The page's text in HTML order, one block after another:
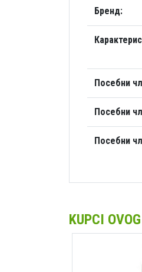
Бренд:
Посебни
Посебни
Посебни
KUPCI